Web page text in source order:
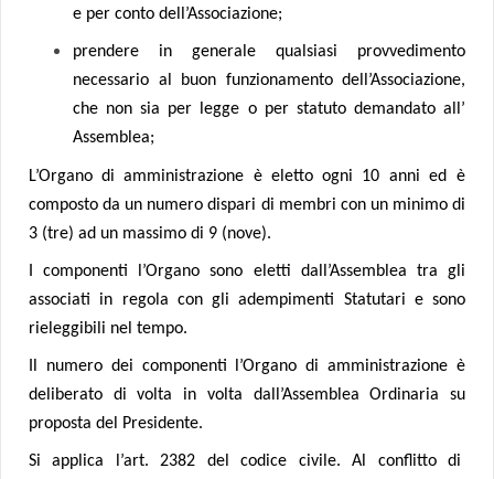
e per conto dell’Associazione;
prendere in generale qualsiasi provvedimento
necessario al buon funzionamento dell’Associazione,
che non sia per legge o per statuto demandato all’
Assemblea;
L’Organo di amministrazione è eletto ogni 10 anni ed
è
composto da un numero dispari di membri con un minimo di
3 (tre) ad un massimo di 9 (nove).
I componenti l’Organo sono eletti dall’Assemblea tra gli
associati in regola con gli adempimenti Statutari e sono
rieleggibili nel tempo.
Il numero dei componenti l’Organo di amministrazione è
deliberato di volta in volta dall’Assemblea Ordinaria su
proposta del Presidente.
Si applica l’art. 2382 del codice civile. Al conflitto di